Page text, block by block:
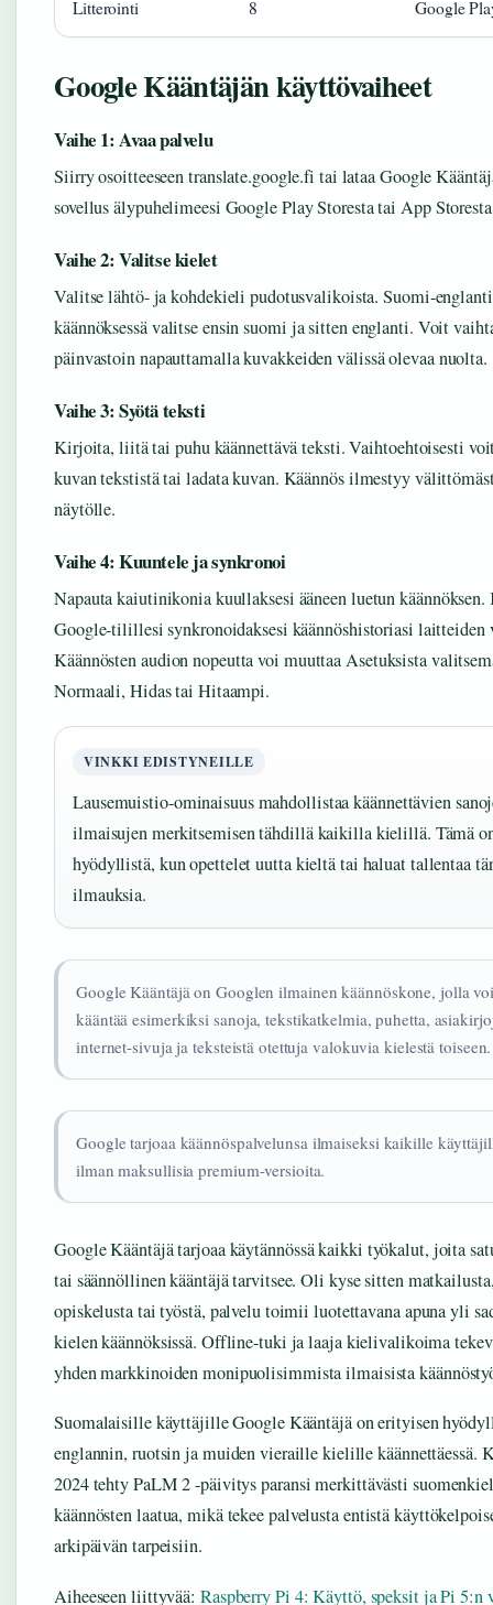
Litterointi 8 Google
Google Kääntäjän käyttövaiheet
Vaihe 1: Avaa palvelu
Siirry osoitteeseen translate.google.fi tai lataa Google
sovellus älypuhelimeesi Google Play Storesta tai App
Vaihe 2: Valitse kielet
Valitse lähtö- ja kohdekieli pudotusvalikoista. Suomi-
käännöksessä valitse ensin suomi ja sitten englanti. Voit
päinvastoin napauttamalla kuvakkeiden välissä olevaa nuolta.
Vaihe 3: Syötä teksti
Kirjoita, liitä tai puhu käännettävä teksti. Vaihtoehtoisesti
kuvan tekstistä tai ladata kuvan. Käännös ilmestyy
näytölle.
Vaihe 4: Kuuntele ja synkronoi
Napauta kaiutinikonia kuullaksesi ääneen luetun
Google-tilillesi synkronoidaksesi käännöshistoriasi
Käännösten audion nopeutta voi muuttaa Asetuksista
Normaali, Hidas tai Hitaampi.
VINKKI EDISTYNEILLE
Lausemuistio-ominaisuus mahdollistaa käännettävien
ilmaisujen merkitsemisen tähdillä kaikilla kielillä. Tämä
hyödyllistä, kun opettelet uutta kieltä tai haluat tallentaa
ilmauksia.
Google Kääntäjä on Googlen ilmainen käännöskone, jolla
kääntää esimerkiksi sanoja, tekstikatkelmia, puhetta,
internet-sivuja ja teksteistä otettuja valokuvia kielestä toiseen.
Google tarjoaa käännöspalvelunsa ilmaiseksi kaikille
ilman maksullisia premium-versioita.
Google Kääntäjä tarjoaa käytännössä kaikki työkalut, joita
tai säännöllinen kääntäjä tarvitsee. Oli kyse sitten
opiskelusta tai työstä, palvelu toimii luotettavana apuna yli
kielen käännöksissä. Offline-tuki ja laaja kielivalikoima
yhden markkinoiden monipuolisimmista ilmaisista
Suomalaisille käyttäjille Google Kääntäjä on erityisen
englannin, ruotsin ja muiden vieraille kielille käännettäessä.
2024 tehty PaLM 2 -päivitys paransi merkittävästi
käännösten laatua, mikä tekee palvelusta entistä
arkipäivän tarpeisiin.
Aiheeseen liittyvää: Raspberry Pi 4: Käyttö, speksit ja Pi 5:n